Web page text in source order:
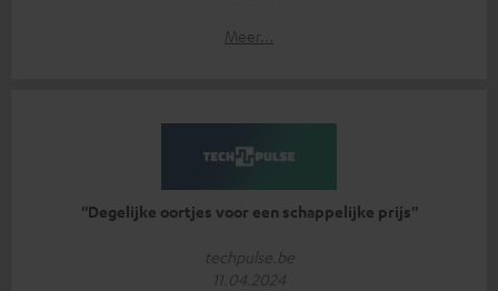
Meer...
''Degelijke oortjes voor een schappelijke prijs''
techpulse.be
11.04.2024